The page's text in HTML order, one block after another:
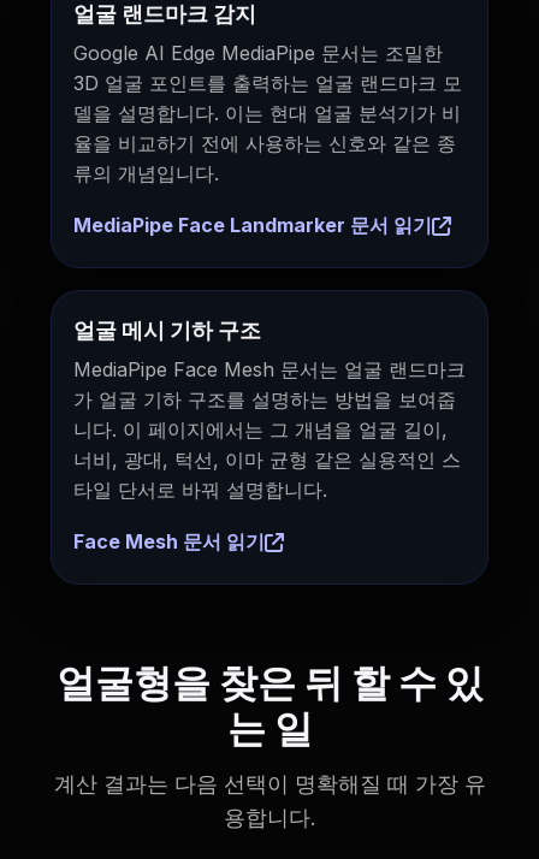
얼굴 랜드마크 감지
Google AI Edge MediaPipe 문서는 조밀한
3D 얼굴 포인트를 출력하는 얼굴 랜드마크 모
델을 설명합니다. 이는 현대 얼굴 분석기가 비
율을 비교하기 전에 사용하는 신호와 같은 종
류의 개념입니다.
MediaPipe Face Landmarker 문서 읽기
얼굴 메시 기하 구조
MediaPipe Face Mesh 문서는 얼굴 랜드마크
가 얼굴 기하 구조를 설명하는 방법을 보여줍
니다. 이 페이지에서는 그 개념을 얼굴 길이,
너비, 광대, 턱선, 이마 균형 같은 실용적인 스
타일 단서로 바꿔 설명합니다.
Face Mesh 문서 읽기
얼굴형을 찾은 뒤 할 수 있
는 일
계산 결과는 다음 선택이 명확해질 때 가장 유
용합니다.